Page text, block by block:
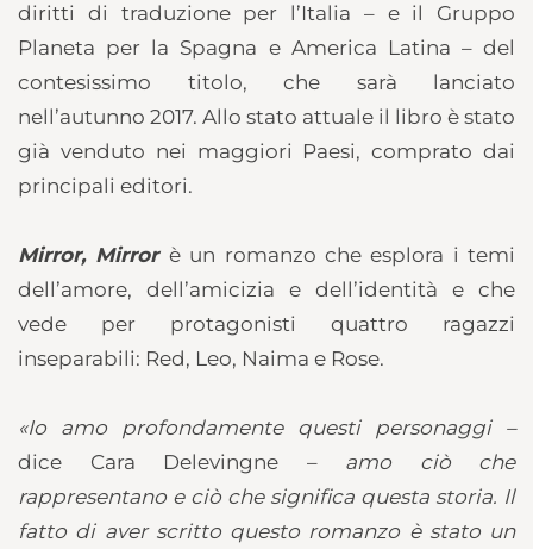
diritti di traduzione per l’Italia – e il Gruppo
Planeta per la Spagna e America Latina – del
contesissimo titolo, che sarà lanciato
nell’autunno 2017. Allo stato attuale il libro è stato
già venduto nei maggiori Paesi, comprato dai
principali editori.
Mirror, Mirror è un romanzo che esplora i temi
dell’amore, dell’amicizia e dell’identità e che
vede per protagonisti quattro ragazzi
inseparabili: Red, Leo, Naima e Rose.
«Io amo profondamente questi personaggi –
dice Cara Delevingne –amo ciò che
rappresentano e ciò che significa questa storia. Il
fatto di aver scritto questo romanzo è stato un